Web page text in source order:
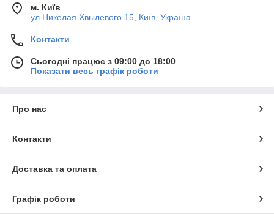
м. Київ
ул.Николая Хвылевого 15, Київ, Україна
Контакти
Сьогодні працює з 09:00 до 18:00
Показати весь графік роботи
Про нас
Контакти
Доставка та оплата
Графік роботи